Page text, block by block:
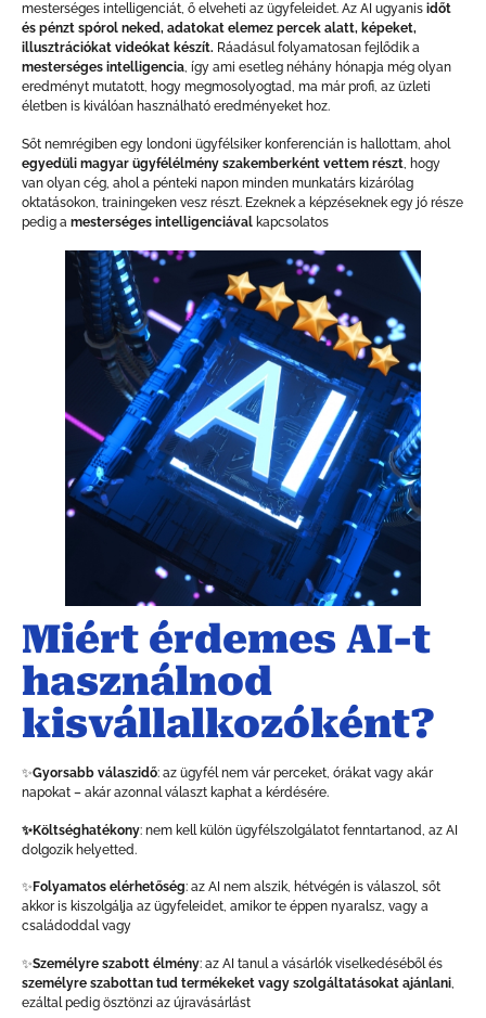
mesterséges intelligenciát, ő elveheti az ügyfeleidet. Az AI ugyanis időt
és pénzt spórol neked, adatokat elemez percek alatt, képeket,
illusztrációkat videókat készít. Ráadásul folyamatosan fejlődik a
mesterséges intelligencia, így ami esetleg néhány hónapja még olyan
eredményt mutatott, hogy megmosolyogtad, ma már profi, az üzleti
életben is kiválóan használható eredményeket hoz.
Sőt nemrégiben egy londoni ügyfélsiker konferencián is hallottam, ahol
egyedüli magyar ügyfélélmény szakemberként vettem részt, hogy
van olyan cég, ahol a pénteki napon minden munkatárs kizárólag
oktatásokon, trainingeken vesz részt. Ezeknek a képzéseknek egy jó része
pedig a mesterséges intelligenciával kapcsolatos
Miért érdemes AI-t
használnod
kisvállalkozóként?
✨Gyorsabb válaszidő: az ügyfél nem vár perceket, órákat vagy akár
napokat – akár azonnal választ kaphat a kérdésére.
✨Költséghatékony: nem kell külön ügyfélszolgálatot fenntartanod, az AI
dolgozik helyetted.
✨ Folyamatos elérhetőség: az AI nem alszik, hétvégén is válaszol, sőt
akkor is kiszolgálja az ügyfeleidet, amikor te éppen nyaralsz, vagy a
családoddal vagy
✨Személyre szabott élmény: az AI tanul a vásárlók viselkedéséből és
személyre szabottan tud termékeket vagy szolgáltatásokat ajánlani,
ezáltal pedig ösztönzi az újravásárlást